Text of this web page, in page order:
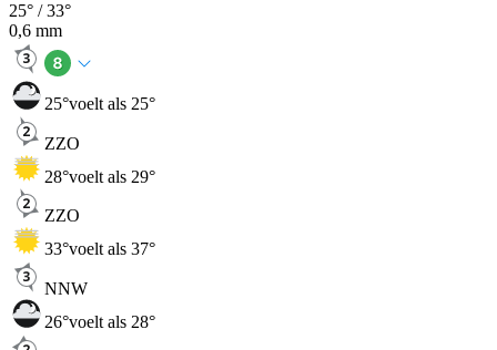
25° /33°
0,6 mm
25°voelt als 25°
ZZO
28°voelt als 29°
ZZO
33°voelt als 37°
NNW
26°voelt als 28°